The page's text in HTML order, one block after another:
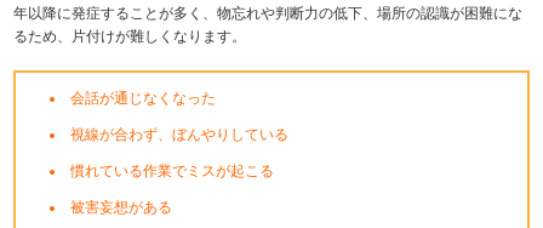
年以降に発症することが多く、物忘れや判断力の低下、場所の認識が困難にな
るため、片付けが難しくなります。
会話が通じなくなった
視線が合わず、ぼんやりしている
慣れている作業でミスが起こる
被害妄想がある